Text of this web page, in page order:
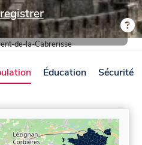
de-la-Cabrerisse
Éducation Sécurité